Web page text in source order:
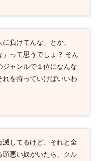
負けてんな」とか、
」って思うでしょ？ そん
ャンルで１位になんな
を持っていけばいいわ
滅してるけど、それと全
頭悪い奴がいたら、クル